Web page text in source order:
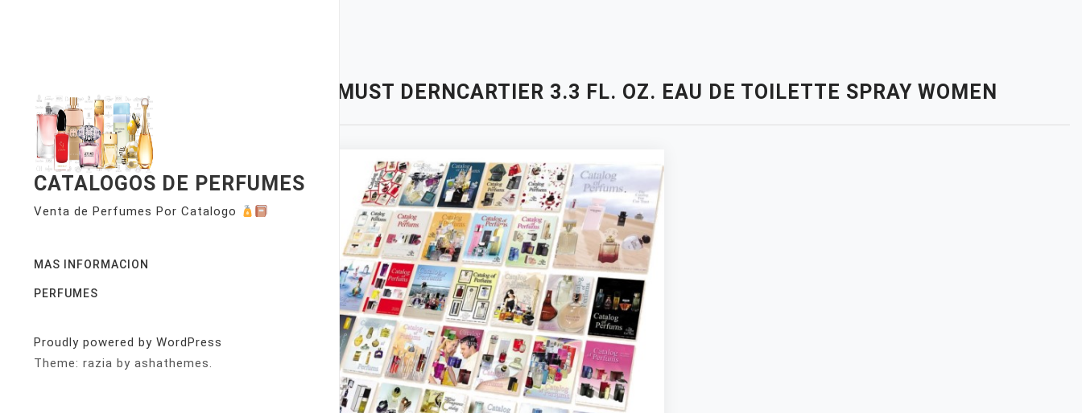
CATALOGOS DE PERFUMES
Venta de Perfumes Por Catalogo
MAS INFORMACION
PERFUMES
Proudly powered by WordPress
Theme: razia by ashathemes.
MUST DERNCARTIER 3.3 FL. OZ. EAU DE TOILETTE SPRAY WOMEN